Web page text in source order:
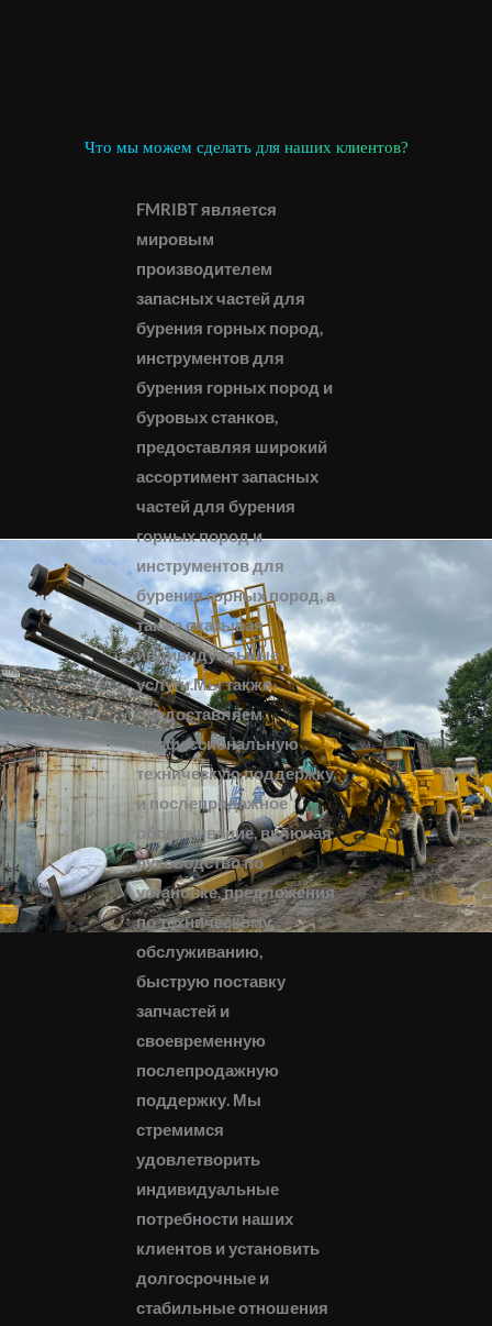
Что мы можем сделать для наших клиентов?
FMRIBT является
мировым
производителем
запасных частей для
бурения горных пород,
инструментов для
бурения горных пород и
буровых станков,
предоставляя широкий
ассортимент запасных
частей для бурения
горных пород и
инструментов для
бурения горных пород, а
также оказывая
индивидуальные
услуги.Мы также
предоставляем
профессиональную
техническую поддержку
и послепродажное
обслуживание, включая
руководство по
установке, предложения
по техническому
обслуживанию,
быструю поставку
запчастей и
своевременную
послепродажную
поддержку. Мы
стремимся
удовлетворить
индивидуальные
потребности наших
клиентов и установить
долгосрочные и
стабильные отношения